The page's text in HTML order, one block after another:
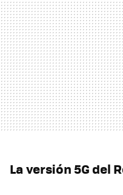
La versión 5G del